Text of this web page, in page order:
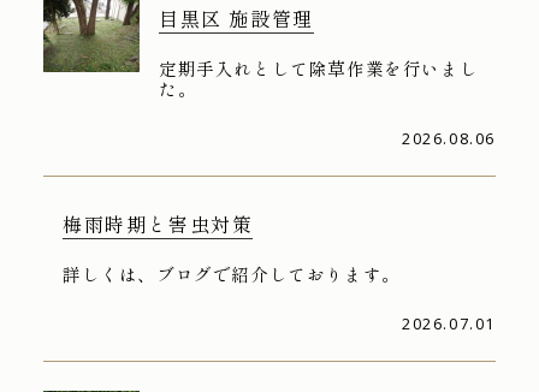
目黒区 施設管理
定期手入れとして除草作業を行いまし
た。
2026.08.06
梅雨時期と害虫対策
詳しくは、ブログで紹介しております。
2026.07.01